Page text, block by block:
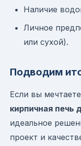
Наличие
Личное
или сухой).
Подводим
Если вы
кирпичная печь
идеальное
проект и